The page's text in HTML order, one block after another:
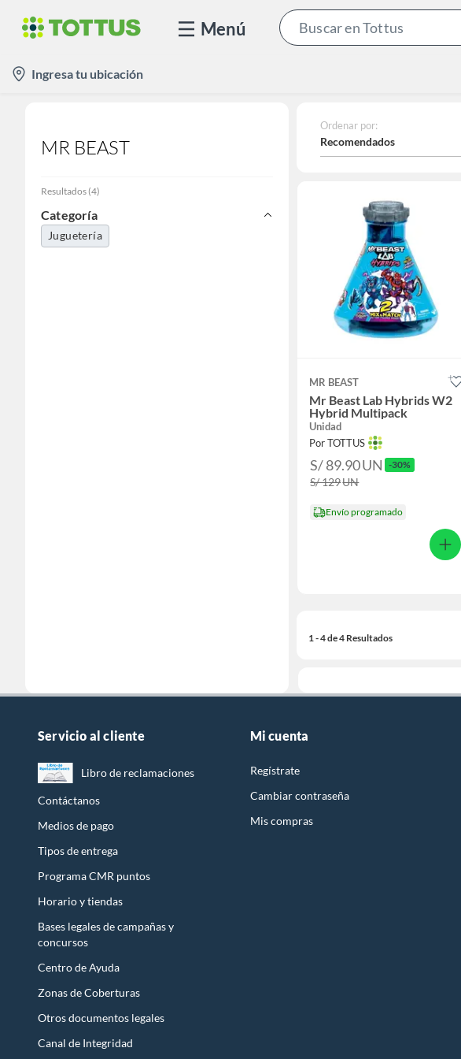
Menú
location-
icon
Ingresa tu ubicación
MR BEAST
Resultados (4)
Categoría
Juguetería
Ordenar por:
Recomendados
MR BEAST
Mr Beast Lab Hybrids W2
Hybrid Multipack
Unidad
Por TOTTUS
S/ 89.90UN -30%
S/ 129UN
Envío programado
1 - 4 de 4 Resultados
Servicio al cliente
Libro de reclamaciones
Contáctanos
Medios de pago
Tipos de entrega
Programa CMR puntos
Horario y tiendas
Bases legales de campañas y
concursos
Centro de Ayuda
Zonas de Coberturas
Otros documentos legales
Canal de Integridad
Mi cuenta
Regístrate
Cambiar contraseña
Mis compras